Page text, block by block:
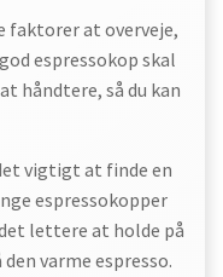
faktorer at overveje,
espressokop skal
håndtere, så du kan
vigtigt at finde en
espressokopper
lettere at holde på
varme espresso.